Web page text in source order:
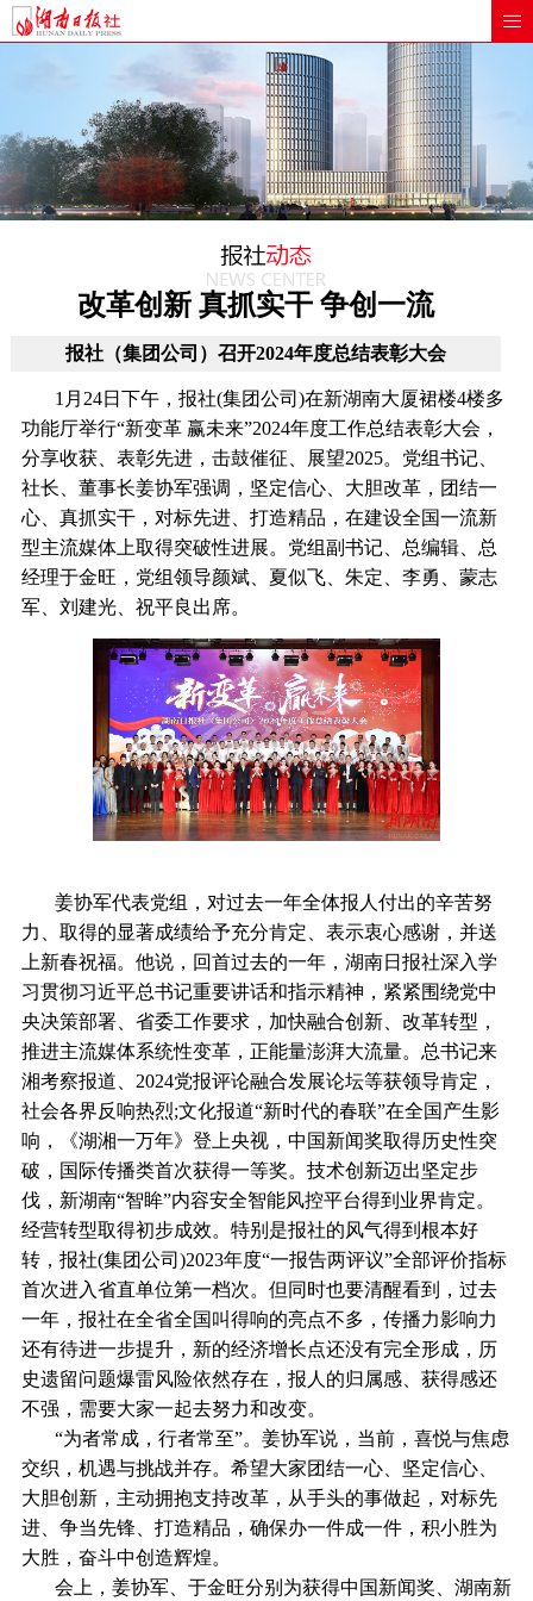
改革创新 真抓实干 争创一流
报社（集团公司）召开2024年度总结表彰大会
1月24日下午，报社(集团公司)在新湖南大厦裙楼4楼多
功能厅举行“新变革 赢未来”2024年度工作总结表彰大会，
分享收获、表彰先进，击鼓催征、展望2025。党组书记、
社长、董事长姜协军强调，坚定信心、大胆改革，团结一
心、真抓实干，对标先进、打造精品，在建设全国一流新
型主流媒体上取得突破性进展。党组副书记、总编辑、总
经理于金旺，党组领导颜斌、夏似飞、朱定、李勇、蒙志
军、刘建光、祝平良出席。
姜协军代表党组，对过去一年全体报人付出的辛苦努
力、取得的显著成绩给予充分肯定、表示衷心感谢，并送
上新春祝福。他说，回首过去的一年，湖南日报社深入学
习贯彻习近平总书记重要讲话和指示精神，紧紧围绕党中
央决策部署、省委工作要求，加快融合创新、改革转型，
推进主流媒体系统性变革，正能量澎湃大流量。总书记来
湘考察报道、2024党报评论融合发展论坛等获领导肯定，
社会各界反响热烈;文化报道“新时代的春联”在全国产生影
响，《湖湘一万年》登上央视，中国新闻奖取得历史性突
破，国际传播类首次获得一等奖。技术创新迈出坚定步
伐，新湖南“智眸”内容安全智能风控平台得到业界肯定。
经营转型取得初步成效。特别是报社的风气得到根本好
转，报社(集团公司)2023年度“一报告两评议”全部评价指标
首次进入省直单位第一档次。但同时也要清醒看到，过去
一年，报社在全省全国叫得响的亮点不多，传播力影响力
还有待进一步提升，新的经济增长点还没有完全形成，历
史遗留问题爆雷风险依然存在，报人的归属感、获得感还
不强，需要大家一起去努力和改变。
“为者常成，行者常至”。姜协军说，当前，喜悦与焦虑
交织，机遇与挑战并存。希望大家团结一心、坚定信心、
大胆创新，主动拥抱支持改革，从手头的事做起，对标先
进、争当先锋、打造精品，确保办一件成一件，积小胜为
大胜，奋斗中创造辉煌。
会上，姜协军、于金旺分别为获得中国新闻奖、湖南新